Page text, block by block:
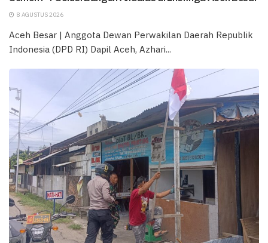
8 AGUSTUS 2026
Aceh Besar | Anggota Dewan Perwakilan Daerah Republik
Indonesia (DPD RI) Dapil Aceh, Azhari...